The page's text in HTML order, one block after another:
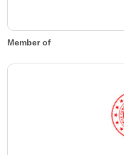
Member of